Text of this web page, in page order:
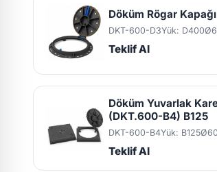
Döküm Rögar
DKT-600-D3Yük: D400
Teklif Al
Döküm Yuvarlak
(DKT.600-B4) B125
DKT-600-B4Yük: B125
Teklif Al